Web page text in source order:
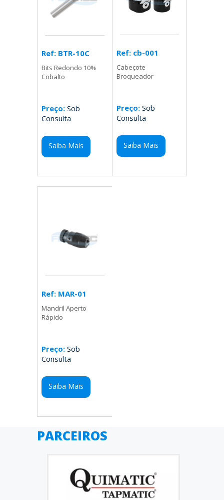
Ref: BTR-10C
Bits Redondo 10%
Cobalto
Preço: Sob
Consulta
Saiba Mais
Ref: cb-001
Cabeçote
Broqueador
Preço:Sob
Consulta
Saiba Mais
Ref: MAR-01
Mandril Aperto
Rápido
Preço: Sob
Consulta
Saiba Mais
PARCEIROS